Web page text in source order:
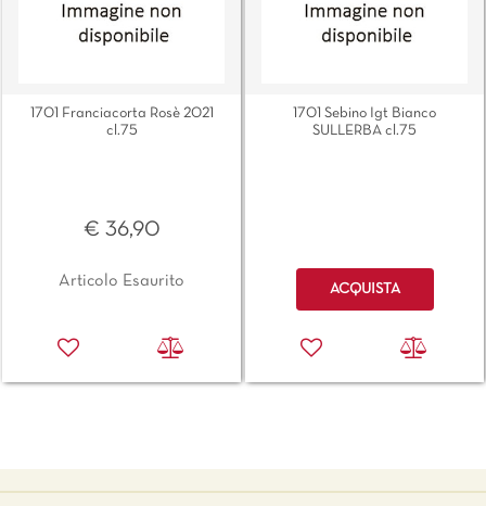
1701 Franciacorta Rosè 2021
cl.75
€ 36,90
Articolo Esaurito
1701 Sebino Igt Bianco
SULLERBA cl.75
Quantità
ACQUISTA